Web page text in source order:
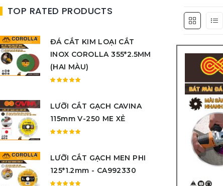
TOP RATED PRODUCTS
ĐÁ CẮT KIM LOẠI CẮT
INOX COROLLA 355*2.5MM
(HAI MÀU)
hạng
5.00
LƯỠI CẮT GẠCH CAVINA
115mm V-250 ME XẺ
hạng
5.005
LƯỠI CẮT GẠCH MEN PHI
125*1.2mm - CA992330